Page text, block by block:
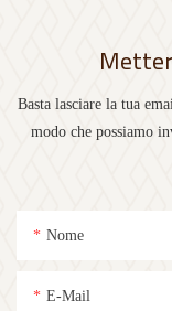
Basta lasciare la tua
modo che possiamo
Nome
E-Mail